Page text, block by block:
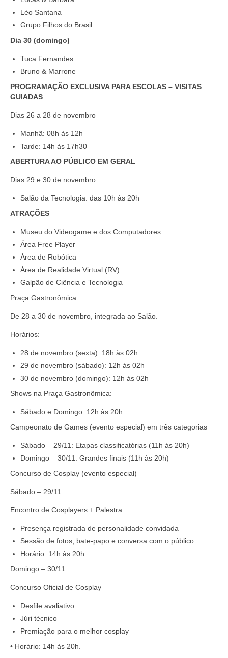
Léo Santana
Grupo Filhos do Brasil
Dia 30 (domingo)
Tuca Fernandes
Bruno & Marrone
PROGRAMAÇÃO EXCLUSIVA PARA ESCOLAS – VISITAS
GUIADAS
Dias 26 a 28 de novembro
Manhã: 08h às 12h
Tarde: 14h às 17h30
ABERTURA AO PÚBLICO EM GERAL
Dias 29 e 30 de novembro
Salão da Tecnologia: das 10h às 20h
ATRAÇÕES
Museu do Videogame e dos Computadores
Área Free Player
Área de Robótica
Área de Realidade Virtual (RV)
Galpão de Ciência e Tecnologia
Praça Gastronômica
De 28 a 30 de novembro, integrada ao Salão.
Horários:
28 de novembro (sexta): 18h às 02h
29 de novembro (sábado): 12h às 02h
30 de novembro (domingo): 12h às 02h
Shows na Praça Gastronômica:
Sábado e Domingo: 12h às 20h
Campeonato de Games (evento especial) em três categorias
Sábado – 29/11: Etapas classificatórias (11h às 20h)
Domingo – 30/11: Grandes finais (11h às 20h)
Concurso de Cosplay (evento especial)
Sábado – 29/11
Encontro de Cosplayers + Palestra
Presença registrada de personalidade convidada
Sessão de fotos, bate-papo e conversa com o público
Horário: 14h às 20h
Domingo – 30/11
Concurso Oficial de Cosplay
Desfile avaliativo
Júri técnico
Premiação para o melhor cosplay
• Horário: 14h às 20h.